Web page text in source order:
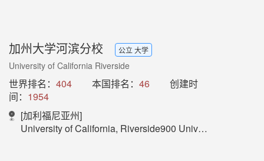
加州大学河滨分校 公立 大学
University of California Riverside
世界排名： 404 本国排名： 46
创建时
间： 1954
[加利福尼亚州]
University of California, Riverside900 University Ave.Riverside, CA 92521